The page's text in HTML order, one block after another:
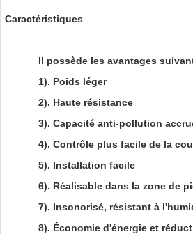
Caractéristiques
Il possède les avantages
1). Poids léger
2). Haute résistance
3). Capacité anti-pollution
4). Contrôle plus facile de la
5). Installation facile
6). Réalisable dans la zone de
7). Insonorisé, résistant à
8). Économie d'énergie et